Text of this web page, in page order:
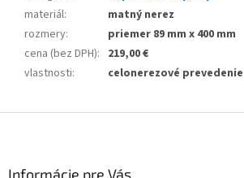
materiál:
matný nerez
rozmery:
priemer 89 mm x 400 mm
cena (bez DPH): 219,00 €
vlastnosti: celonerezové prevedenie
Informácie pre Vás